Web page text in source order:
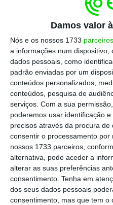
Damos valor
Nós e os nossos 1733 parceiros
a informações num
dados pessoais, como
padrão enviadas por um
conteúdos personalizados,
conteúdos, pesquisa de
serviços. Com a sua
poderemos usar identificação
precisos através da procura
consentir o processamento
nossos 1733 parceiros,
alternativa, pode aceder a
alterar as suas preferências
consentimento. Tenha em
dos seus dados pessoais
consentimento, mas que tem o
“Os primeiros
2029 e chegarão em
satélites, fragatas,
outros veículos,
sistemas de artilharia,
elenca.
O ministro da Defesa
envolvimento das
neste processo e o
nacional. “Os
Forças Armadas, mas s
mundo inteiro, a serem